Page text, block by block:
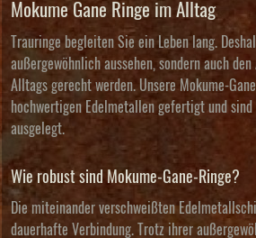
Mokume Gane Ringe im Alltag
Trauringe begleiten Sie ein Leben lang.
außergewöhnlich aussehen, sondern auch
Alltags gerecht werden. Unsere Mokume-
hochwertigen Edelmetallen gefertigt und
ausgelegt.
Wie robust sind Mokume-Gane-Ringe?
Die miteinander verschweißten
dauerhafte Verbindung. Trotz ihrer